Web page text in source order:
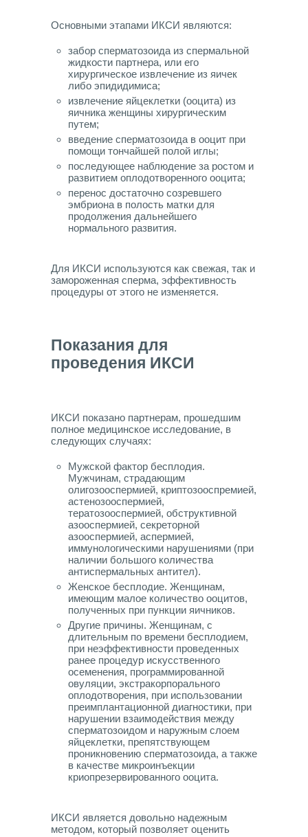
Основными этапами ИКСИ являются:
забор сперматозоида из спермальной
жидкости партнера, или его
хирургическое извлечение из яичек
либо эпидидимиса;
извлечение яйцеклетки (ооцита) из
яичника женщины хирургическим
путем;
введение сперматозоида в ооцит при
помощи тончайшей полой иглы;
последующее наблюдение за ростом и
развитием оплодотворенного ооцита;
перенос достаточно созревшего
эмбриона в полость матки для
продолжения дальнейшего
нормального развития.
Для ИКСИ используются как свежая, так и
замороженная сперма, эффективность
процедуры от этого не изменяется.
Показания для
проведения ИКСИ
ИКСИ показано партнерам, прошедшим
полное медицинское исследование, в
следующих случаях:
Мужской фактор бесплодия.
Мужчинам, страдающим
олигозооспермией, криптозооспремией,
астенозооспермией,
тератозооспермией, обструктивной
азооспермией, секреторной
азооспермией, аспермией,
иммунологическими нарушениями (при
наличии большого количества
антиспермальных антител).
Женское бесплодие. Женщинам,
имеющим малое количество ооцитов,
полученных при пункции яичников.
Другие причины. Женщинам, с
длительным по времени бесплодием,
при неэффективности проведенных
ранее процедур искусственного
осеменения, программированной
овуляции, экстракорпорального
оплодотворения, при использовании
преимплантационной диагностики, при
нарушении взаимодействия между
сперматозоидом и наружным слоем
яйцеклетки, препятствующем
проникновению сперматозоида, а также
в качестве микроинъекции
криопрезервированного ооцита.
ИКСИ является довольно надежным
методом, который позволяет оценить